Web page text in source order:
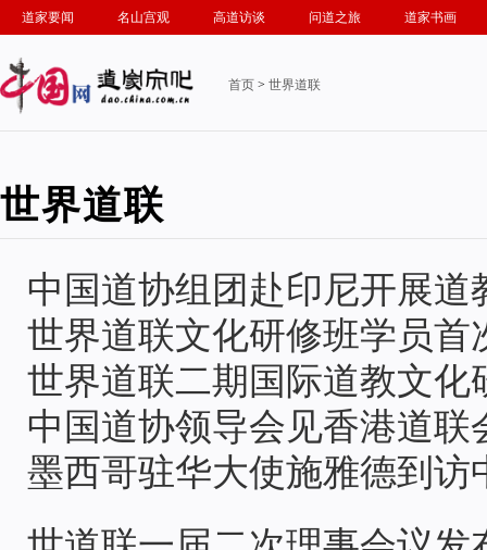
道家要闻 名山宫观 高道访谈 问道之旅 道家书画
首页 > 世界道联
世界道联
中国道协组团赴印尼开展道
世界道联文化研修班学员首
世界道联二期国际道教文化
中国道协领导会见香港道联
墨西哥驻华大使施雅德到访